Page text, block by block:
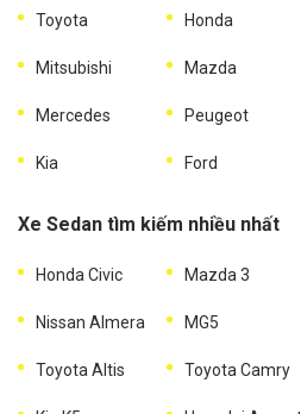
Toyota Honda
Mitsubishi Mazda
Mercedes Peugeot
Kia Ford
Xe Sedan tìm kiếm nhiều nhất
Honda Civic Mazda 3
Nissan Almera MG5
Toyota Altis Toyota Camry